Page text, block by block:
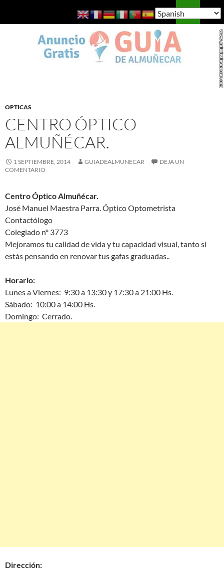
Guía de Almuñécar
MENÚ
OPTICAS
CENTRO ÓPTICO
ALMUÑÉCAR.
1 SEPTIEMBRE, 2014 GUIADEALMUNECAR
DEJA UN
COMENTARIO
Centro Óptico Almuñécar.
José Manuel Maestra Parra. Óptico Optometrista
Contactólogo
Colegiado nº 3773
Mejoramos tu calidad de vida y tu capacidad visual, tanto si
estás pensando en renovar tus gafas graduadas..
Horario:
Lunes a Viernes: 9:30 a 13:30 y 17:30 a 21:00 Hs.
Sábado: 10:00 a 14:00 Hs.
Domingo: Cerrado.
Dirección: